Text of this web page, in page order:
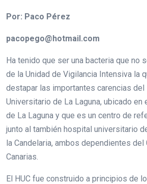
Por: Paco Pérez
pacopego@hotmail.com
Ha tenido que ser una bacteria que no
de la Unidad de Vigilancia Intensiva la
destapar las importantes carencias del
Universitario de La Laguna, ubicado en
de La Laguna y que es un centro de
junto al también hospital universitario
la Candelaria, ambos dependientes del
Canarias.
El HUC fue construido a principios de